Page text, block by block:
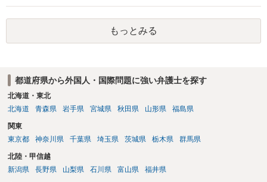
かどうか不明ですが、よろしくお願いいたします。
もっとみる
都道府県から外国人・国際問題に強い弁護士を探す
北海道・東北
北海道
青森県 岩手県 宮城県 秋田県 山形県 福島県
関東
東京都
神奈川県 千葉県 埼玉県 茨城県 栃木県 群馬県
北陸・甲信越
新潟県
長野県 山梨県 石川県 富山県 福井県